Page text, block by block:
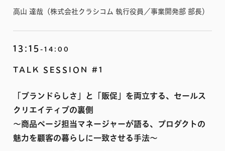
高山 達哉（株式会社クラシコム 執行役員／事業開発部 部長）
13:15-14:00
TALK SESSION #1
「ブランドらしさ」と「販促」を両立する、セールス
クリエイティブの裏側
〜商品ページ担当マネージャーが語る、プロダクトの
魅力を顧客の暮らしに一致させる手法〜